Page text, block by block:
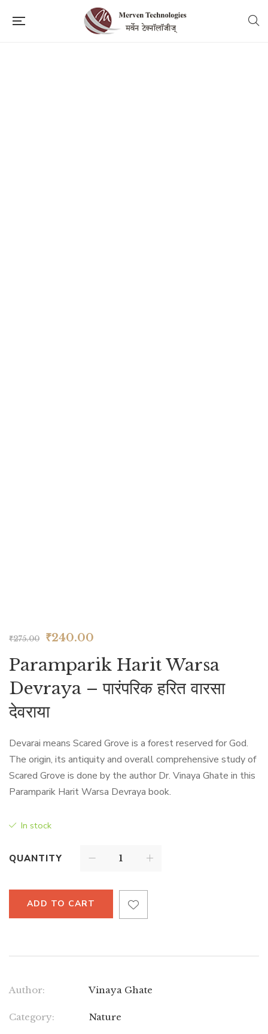
₹275.00
Original
was:
₹275.00.
₹240.00
price
is:
₹240.00.
Paramparik Harit Warsa
Devraya – पारंपरिक हरित वारसा
देवराया
Devarai means Scared Grove is a forest reserved for God.
The origin, its antiquity and overall comprehensive study of
Scared Grove is done by the author Dr. Vinaya Ghate in this
Paramparik Harit Warsa Devraya book.
In stock
QUANTITY
ADD TO CART
Author: Vinaya Ghate
Category: Nature